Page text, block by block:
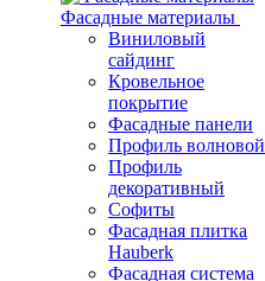
Фасадные материалы
Виниловый
сайдинг
Кровельное
покрытие
Фасадные панели
Профиль волновой
Профиль
декоративный
Софиты
Фасадная плитка
Hauberk
Фасадная система